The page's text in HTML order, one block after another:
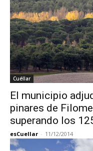
Cuéllar
El municipio
pinares de
superando los
esCuellar - 11/12/2014